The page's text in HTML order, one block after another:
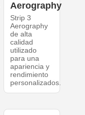
Aerography
Strip 3
Aerography
de alta
calidad
utilizado
para una
apariencia y
rendimiento
personalizados.